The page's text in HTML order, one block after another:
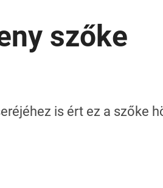
szőke
is ért ez a szőke